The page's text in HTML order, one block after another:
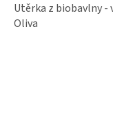
Utěrka z biobavlny -
Oliva